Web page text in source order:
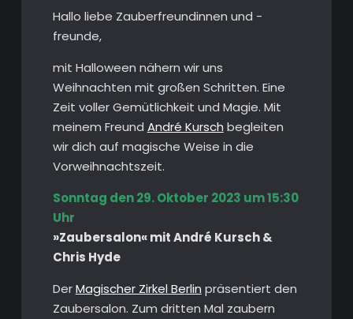
Hallo liebe Zauberfreundinnen und -
freunde,
mit Halloween nähern wir uns
Weihnachten mit großen Schritten. Eine
Zeit voller Gemütlichkeit und Magie. Mit
meinem Freund André Kursch begleiten
wir dich auf magische Weise in die
Vorweihnachtszeit.
Sonntag den29. Oktober 2023 um 15:30
Uhr
»Zaubersalon« mit André Kursch &
Chris Hyde
DerMagischer Zirkel Berlin präsentiert den
Zaubersalon. Zum dritten Mal zaubern